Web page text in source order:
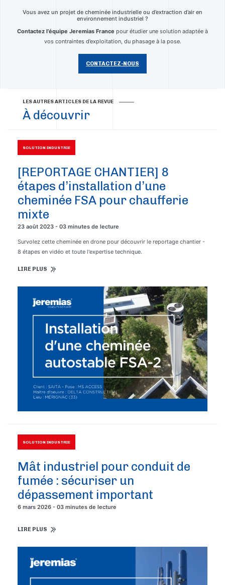
Vous avez un projet de cheminée industrielle ou d’extraction d’air en
environnement industriel ?
Contactez l’équipe Jeremias France pour étudier une solution adaptée à
vos contraintes d’exploitation, du phasage à la pose.
CONTACTEZ-NOUS
LES AUTRES ARTICLES DE LA REVUE
À découvrir
SOLUTION INDUSTRIE
[REPORTAGE CHANTIER] 8
étapes d’installation d’une
cheminée FSA pour chaufferie
mixte
23 août 2023 - 03 minutes de lecture
Survolez cette cheminée en drone pour découvrir le reportage chantier -
8 étapes en vidéo et toute l'expertise technique.
LIRE PLUS
SOLUTION INDUSTRIE
Mât industriel pour conduit de
fumée : sécuriser un
dépassement important
6 mars 2026 - 03 minutes de lecture
LIRE PLUS